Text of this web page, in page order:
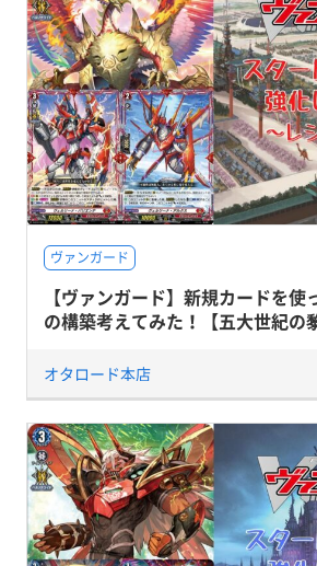
ヴァンガード
【ヴァンガード】新規カードを使
の構築考えてみた！【五大世紀の
オタロード本店